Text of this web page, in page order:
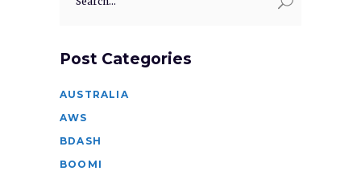
for:
Post Categories
AUSTRALIA
AWS
BDASH
BOOMI